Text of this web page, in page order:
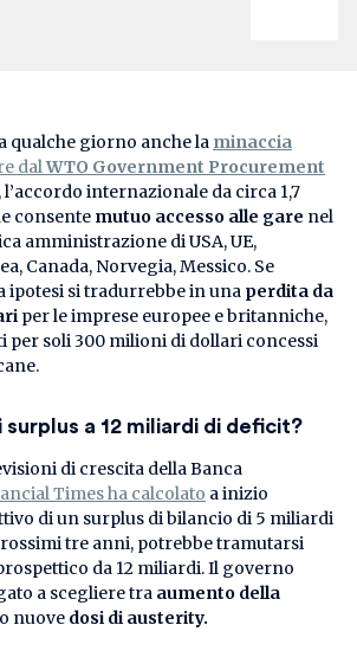
qualche giorno anche la minaccia
dalWTO Government Procurement
l’accordo internazionale da circa 1,7
consente mutuo accesso alle gare nel
amministrazione di USA, UE,
Canada, Norvegia, Messico. Se
ipotesi si tradurrebbe in una perdita da
per le imprese europee e britanniche,
per soli 300 milioni di dollari concessi
surplus a 12 miliardi di deficit?
di crescita della Banca
Times ha calcolato a inizio
di un surplus di bilancio di 5 miliardi
tre anni, potrebbe tramutarsi
da 12 miliardi. Il governo
a scegliere tra aumento della
o nuove dosi di austerity.